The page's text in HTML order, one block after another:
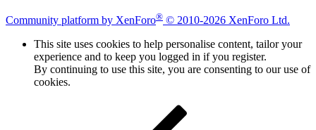
Community platform by XenForo® © 2010-2026 XenForo Ltd.
This site uses cookies to help personalise content, tailor your
experience and to keep you logged in if you register.
By continuing to use this site, you are consenting to our use of
cookies.